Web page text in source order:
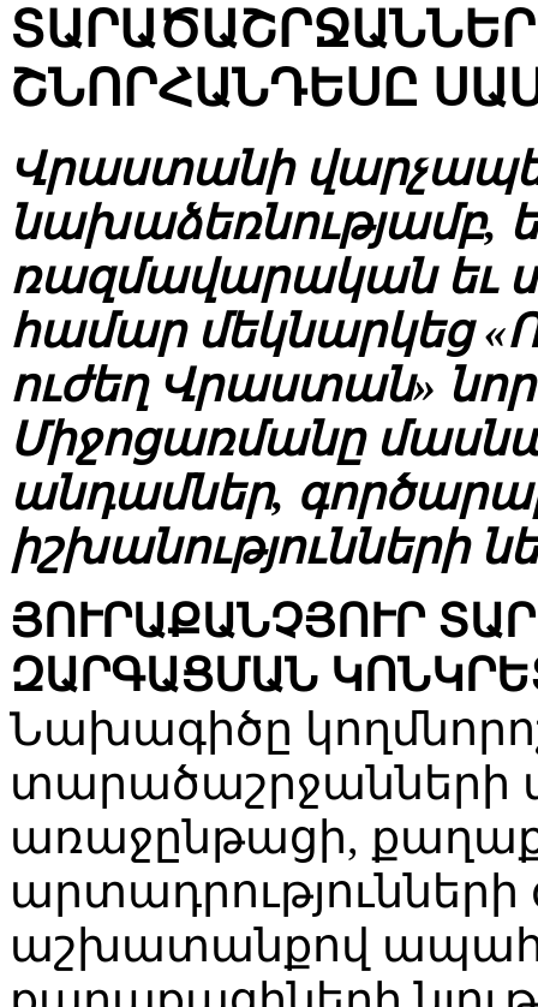
ՇՆՈՐՀԱՆԴԵՍԸ
Վրաստանի
նախաձեռնությամբ,
ռազմավարական եւ
համար մեկնարկեց
ուժեղ Վրաստան»
Միջոցառմանը
անդամներ,
իշխանությունների
ՅՈՒՐԱՔԱՆՉՅՈՒՐ
ԶԱՐԳԱՑՄԱՆ
Նախագիծը
առաջընթացի,
աշխատանքով